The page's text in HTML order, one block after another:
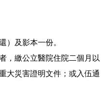
）及影本一份。
，繳公立醫院住院二個月以
大災害證明文件；或入伍通